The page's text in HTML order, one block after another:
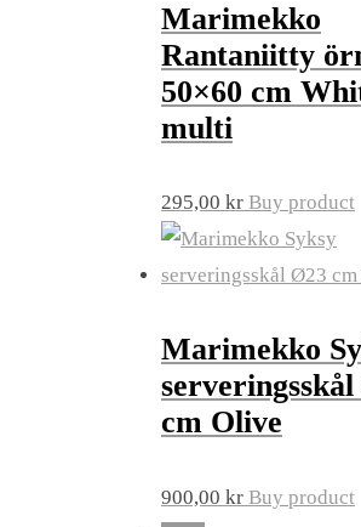
Marimekko
Rantaniitty
50×60 cm
multi
295,00 kr Buy product
Marimekko
cm Olive
900,00 kr Buy product